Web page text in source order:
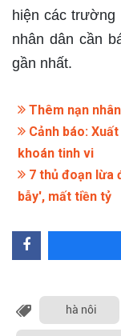
hiện các
nhân dân cần
gần nhất.
Thêm nạn
Cảnh báo:
khoán tinh vi
7 thủ đoạn lừa
bẫy', mất tiền tỷ
hà nôi